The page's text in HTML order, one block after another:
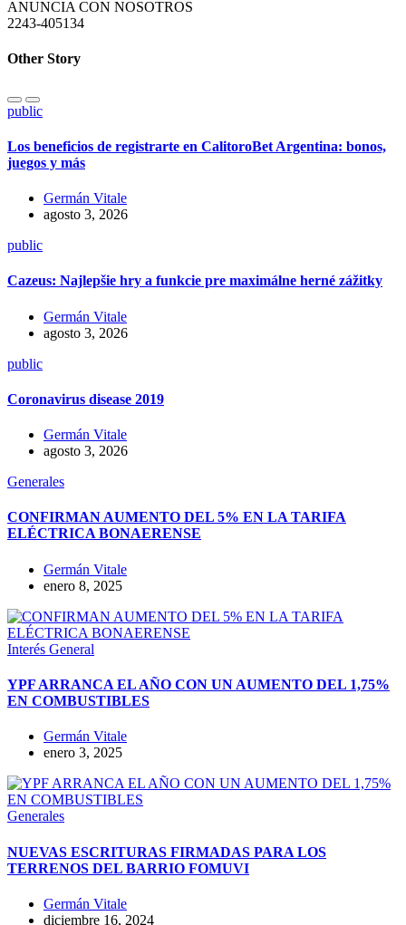
ANUNCIA CON NOSOTROS
2243-405134
Other Story
public
Los beneficios de registrarte en CalitoroBet Argentina: bonos,
juegos y más
Germán Vitale
agosto 3, 2026
public
Cazeus: Najlepšie hry a funkcie pre maximálne herné zážitky
Germán Vitale
agosto 3, 2026
public
Coronavirus disease 2019
Germán Vitale
agosto 3, 2026
Generales
CONFIRMAN AUMENTO DEL 5% EN LA TARIFA
ELÉCTRICA BONAERENSE
Germán Vitale
enero 8, 2025
Interés General
YPF ARRANCA EL AÑO CON UN AUMENTO DEL 1,75%
EN COMBUSTIBLES
Germán Vitale
enero 3, 2025
Generales
NUEVAS ESCRITURAS FIRMADAS PARA LOS
TERRENOS DEL BARRIO FOMUVI
Germán Vitale
diciembre 16, 2024